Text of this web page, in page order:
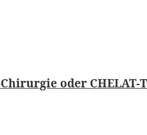
oder CHELAT-